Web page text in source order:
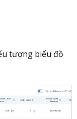
tượng biểu đồ